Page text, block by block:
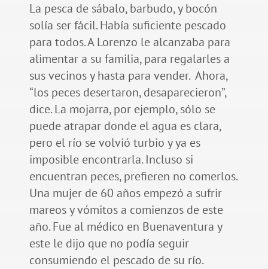
La pesca de sábalo, barbudo, y bocón
solía ser fácil. Había suficiente pescado
para todos. A Lorenzo le alcanzaba para
alimentar a su familia, para regalarles a
sus vecinos y hasta para vender. Ahora,
“los peces desertaron, desaparecieron”,
dice. La mojarra, por ejemplo, sólo se
puede atrapar donde el agua es clara,
pero el río se volvió turbio y ya es
imposible encontrarla. Incluso si
encuentran peces, prefieren no comerlos.
Una mujer de 60 años empezó a sufrir
mareos y vómitos a comienzos de este
año. Fue al médico en Buenaventura y
este le dijo que no podía seguir
consumiendo el pescado de su río.